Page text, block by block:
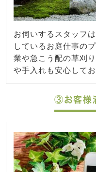
お伺いするスタッフ
しているお庭仕事の
業や急こう配の草刈
や手入れも安心して
③お客様